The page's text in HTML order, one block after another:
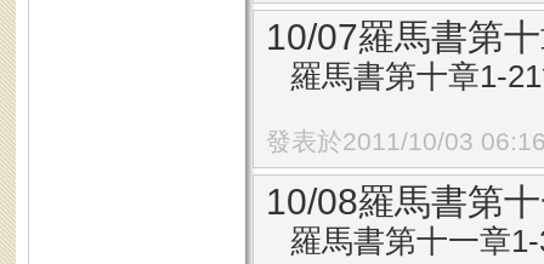
10/07羅馬書第
羅馬書第十章1-
發表於2011/10/03
10/08羅馬書第
羅馬書第十一章